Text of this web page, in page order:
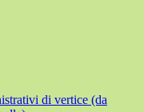
di vertice (da